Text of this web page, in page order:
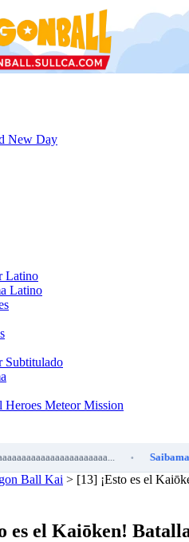
New Day
Latino
Latino
Subtitulado
Heroes Meteor Mission
• Saibaman139:
Ball Kai > [13] ¡Esto es el
es el Kaiōken!